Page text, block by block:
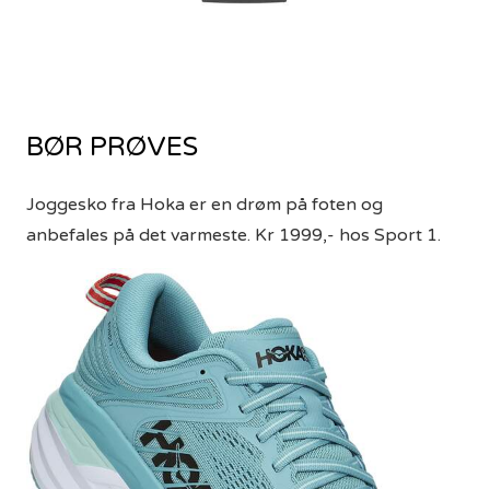
BØR PRØVES
Joggesko fra Hoka er en drøm på foten og
anbefales på det varmeste. Kr 1999,- hos Sport 1.